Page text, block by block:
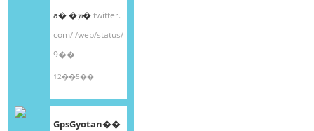
ä� �ܡ�twitter.
com/i/web/status/
9��
12��5��
GpsGyotan��